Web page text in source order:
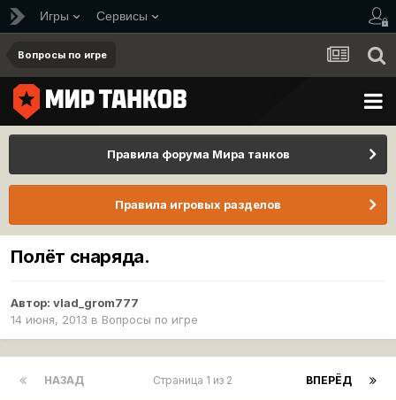
Игры Сервисы
Вопросы по игре
Правила форума Мира танков
Правила игровых разделов
Полёт снаряда.
Автор: vlad_grom777
14 июня, 2013 в Вопросы по игре
НАЗАД ВПЕРЁД
Страница 1 из 2